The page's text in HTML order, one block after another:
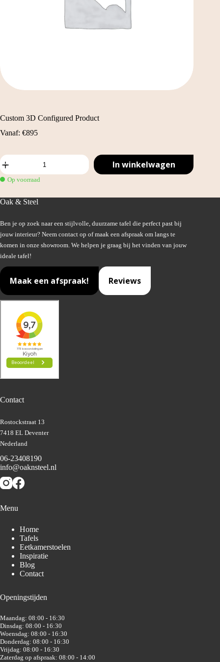
Custom 3D Configured Product
Vanaf: €895
Custom
3D
Configured
Product
In winkelwagen
Op voorraad
Oak & Steel
Ben je op zoek naar een stijlvolle, duurzame tafel die perfect past bij
jouw interieur? Neem contact op of maak een afspraak om langs te
komen in onze showroom. We helpen je graag bij het vinden van jouw
ideale tafel!
Maak een afspraak! Reviews
Contact
Rostockstraat 13
7418 EL Deventer
Nederland
06-23408190
info@oaknsteel.nl
Menu
Home
Tafels
Eetkamerstoelen
Inspiratie
Blog
Contact
Openingstijden
Maandag: 08:00 - 16:30
Dinsdag: 08:00 - 16:30
Woensdag: 08:00 - 16:30
Donderdag: 08:00 - 16:30
Vrijdag: 08:00 - 16:30
Zaterdag op afspraak: 08:00 - 14:00